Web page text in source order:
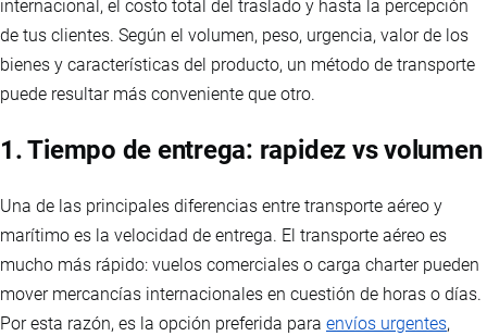
internacional, el costo total del traslado y hasta la percepción
de tus clientes. Según el volumen, peso, urgencia, valor de los
bienes y características del producto, un método de transporte
puede resultar más conveniente que otro.
1. Tiempo de entrega: rapidez vs volumen
Una de las principales diferencias entre transporte aéreo y
marítimo es la velocidad de entrega. El transporte aéreo es
mucho más rápido: vuelos comerciales o carga charter pueden
mover mercancías internacionales en cuestión de horas o días.
Por esta razón, es la opción preferida para envíos urgentes,